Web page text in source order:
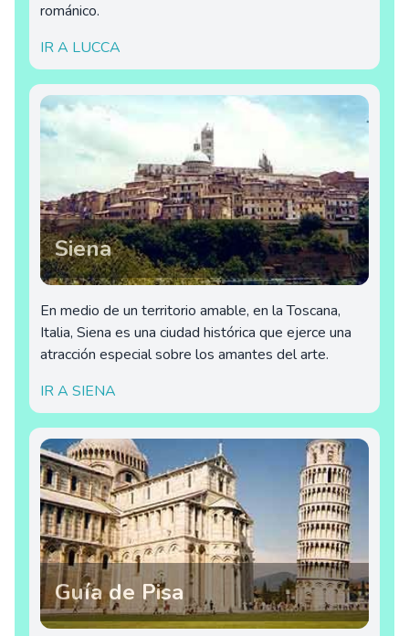
románico.
IR A LUCCA
Siena
En medio de un territorio amable, en la Toscana,
Italia, Siena es una ciudad histórica que ejerce una
atracción especial sobre los amantes del arte.
IR A SIENA
Guía de Pisa